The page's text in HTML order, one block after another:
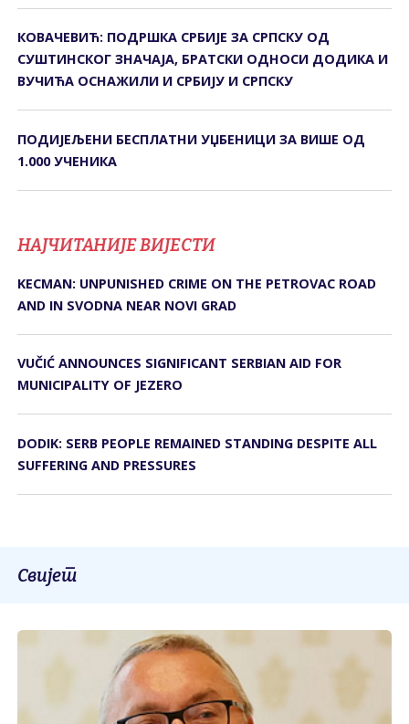
КОВАЧЕВИЋ: ПОДРШКА СРБИЈЕ ЗА СРПСКУ ОД
СУШТИНСКОГ ЗНАЧАЈА, БРАТСКИ ОДНОСИ ДОДИКА И
ВУЧИЋА ОСНАЖИЛИ И СРБИЈУ И СРПСКУ
ПОДИЈЕЉЕНИ БЕСПЛАТНИ УЏБЕНИЦИ ЗА ВИШЕ ОД
1.000 УЧЕНИКА
НАЈЧИТАНИЈЕ ВИЈЕСТИ
KECMAN: UNPUNISHED CRIME ON THE PETROVAC ROAD
AND IN SVODNA NEAR NOVI GRAD
VUČIĆ ANNOUNCES SIGNIFICANT SERBIAN AID FOR
MUNICIPALITY OF JEZERO
DODIK: SERB PEOPLE REMAINED STANDING DESPITE ALL
SUFFERING AND PRESSURES
Свијет